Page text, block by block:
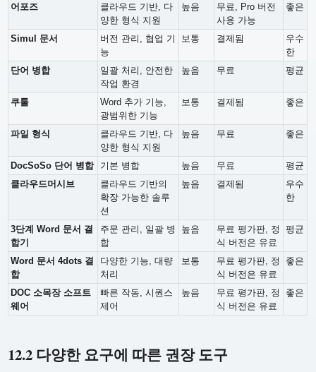
어포즈
클라우드 기반, 다
양한 형식 지원
높음
무료, Pro 버전
사용 가능
좋은
Simul 문서
버전 관리, 협업 기
능
보통 결제됨
우수
한
단어 병합
일괄 처리, 안전한
작업 환경
높음 무료 평균
쿠툴
Word 추가 기능,
광범위한 기능
보통 결제됨 좋은
파일 형식
클라우드 기반, 다
양한 형식 지원
높음 무료 좋은
DocSoSo 단어 병합 기본 병합 높음 무료
평균
클라우드머시브
클라우드 기반의
확장 가능한 솔루
션
높음 결제됨
우수
한
3단계 Word 문서 결
합기
주문 관리, 일괄 병
합
높음
무료 평가판, 정
식 버전은 유료
평균
Word 문서 4dots 결
합
다양한 기능, 대량
처리
보통
무료 평가판, 정
식 버전은 유료
좋은
DOC 소목장 소프트
웨어
빠른 작동, 시퀀스
제어
높음
무료 평가판, 정
식 버전은 유료
좋은
12.2 다양한 요구에 따른 권장 도구